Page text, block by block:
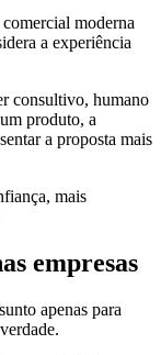
moderna
a experiência
consultivo, humano
produto, a
a proposta mais
mais
empresas
apenas para